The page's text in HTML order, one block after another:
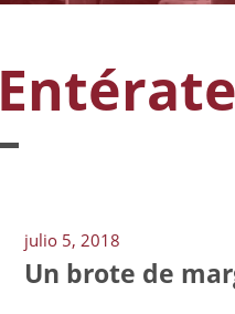
Entérate
julio 5, 2018
Un brote de